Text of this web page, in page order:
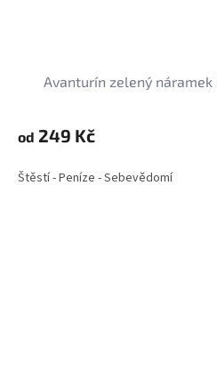
Avanturín zelený
od 249 Kč
Štěstí - Peníze - Sebevědomí